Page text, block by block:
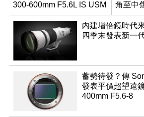
300-600mm F5.6L IS USM
角至中
升級
內建增倍鏡時代
四季末發表新一
蓄勢待發？傳
發表平價超望遠
400mm F5.6-8